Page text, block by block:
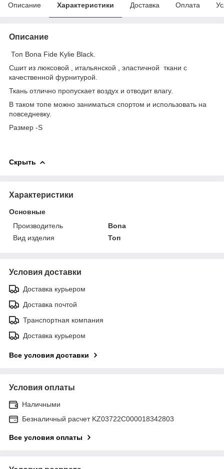
Описание Характеристики Доставка Оплата
Описание
Топ Bona Fide Kylie Black.
Сшит из люксовой , итальянской , эластичной ткани с
качественной фурнитурой.
Ткань отлично пропускает воздух и отводит влагу.
В таком топе можно заниматься спортом и использовать на
повседневку.
Размер -S
Скрыть
Характеристики
Основные
Производитель
Bona
Вид изделия
Топ
Условия доставки
Доставка курьером
Доставка почтой
Транспортная компания
Доставка курьером
Все условия доставки
Условия оплаты
Наличными
Безналичный расчет KZ03722C000018342803
Все условия оплаты